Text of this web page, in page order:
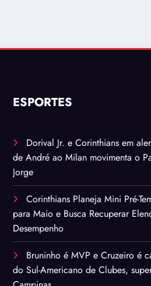
ESPORTES
Dorival Jr. e Corinthians em
de André ao Milan movimenta o
Jorge
Corinthians Planeja Mini Pré-
para Maio e Busca Recuperar
Desempenho
Bruninho é MVP e Cruzeiro é
do Sul-Americano de Clubes,